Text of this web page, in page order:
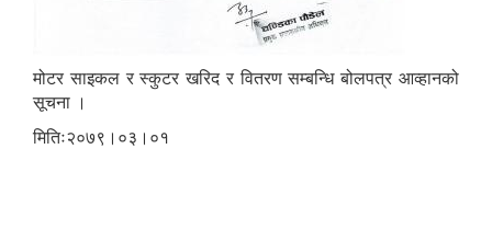
मोटर साइकल र स्कुटर खरिद र वितरण सम्बन्धि बोलपत्र आव्हानको
सूचना ।
मितिः२०७९।०३।०१